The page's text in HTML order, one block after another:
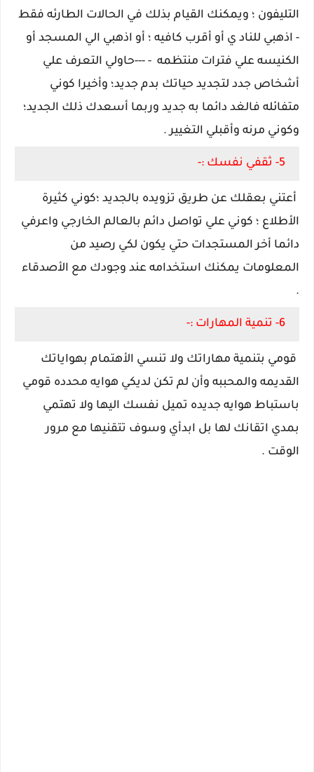
التليفون ؛ ويمكنك القيام بذلك في الحالات الطارئه فقط
- اذهبي للناد ي أو أقرب كافيه ؛ أو اذهبي الي المسجد أو
الكنيسه علي فترات منتظمه - ---حاولي التعرف علي
أشخاص جدد لتجديد حياتك بدم جديد؛ وأخيرا كوني
متفائله فالغد دائما به جديد وربما أسعدك ذلك الجديد؛
وكوني مرنه وأقبلي التغيير .
5- ثقفي نفسك :-
أعتني بعقلك عن طريق تزويده بالجديد ؛كوني كثيرة
الأطلاع ؛ كوني علي تواصل دائم بالعالم الخارجي واعرفي
دائما أخر المستجدات حتي يكون لكي رصيد من
المعلومات يمكنك استخدامه عند وجودك مع الأصدقاء
.
6- تنمية المهارات :-
قومي بتنمية مهاراتك ولا تنسي الأهتمام بهواياتك
القديمه والمحببه وأن لم تكن لديكي هوايه محدده قومي
باستباط هوايه جديده تميل نفسك اليها ولا تهتمي
بمدي اتقانك لها بل ابدأي وسوف تتقنيها مع مرور
الوقت .